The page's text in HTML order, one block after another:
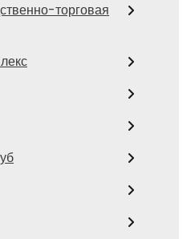
торговая